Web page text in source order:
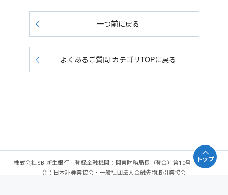
一つ前に戻る
よくあるご質問 カテゴリTOPに戻る
株式会社SBI新生銀行 登録金融機関：関東財務局長（登金）第10号 加入協
会：日本証券業協会・一般社団法人金融先物取引業協会
トップ